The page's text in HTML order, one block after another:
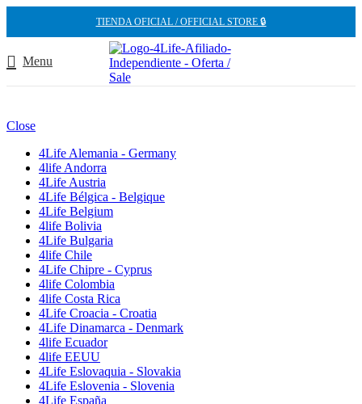
TIENDA OFICIAL / OFFICIAL STORE 🔒
Menu
Close
4Life Alemania - Germany
4life Andorra
4Life Austria
4Life Bélgica - Belgique
4Life Belgium
4life Bolivia
4Life Bulgaria
4life Chile
4Life Chipre - Cyprus
4life Colombia
4life Costa Rica
4Life Croacia - Croatia
4Life Dinamarca - Denmark
4life Ecuador
4life EEUU
4Life Eslovaquia - Slovakia
4Life Eslovenia - Slovenia
4Life España